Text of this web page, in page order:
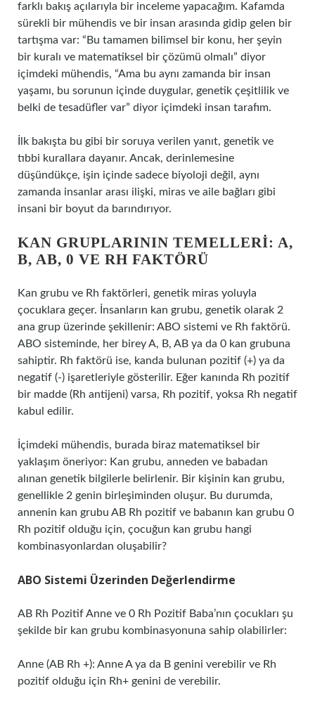
farklı bakış açılarıyla bir inceleme yapacağım. Kafamda
sürekli bir mühendis ve bir insan arasında gidip gelen bir
tartışma var: “Bu tamamen bilimsel bir konu, her şeyin
bir kuralı ve matematiksel bir çözümü olmalı” diyor
içimdeki mühendis, “Ama bu aynı zamanda bir insan
yaşamı, bu sorunun içinde duygular, genetik çeşitlilik ve
belki de tesadüfler var” diyor içimdeki insan tarafım.
İlk bakışta bu gibi bir soruya verilen yanıt, genetik ve
tıbbi kurallara dayanır. Ancak, derinlemesine
düşündükçe, işin içinde sadece biyoloji değil, aynı
zamanda insanlar arası ilişki, miras ve aile bağları gibi
insani bir boyut da barındırıyor.
KAN GRUPLARININ TEMELLERI: A,
B, AB, 0 VE RH FAKTÖRÜ
Kan grubu ve Rh faktörleri, genetik miras yoluyla
çocuklara geçer. İnsanların kan grubu, genetik olarak 2
ana grup üzerinde şekillenir: ABO sistemi ve Rh faktörü.
ABO sisteminde, her birey A, B, AB ya da 0 kan grubuna
sahiptir. Rh faktörü ise, kanda bulunan pozitif (+) ya da
negatif (-) işaretleriyle gösterilir. Eğer kanında Rh pozitif
bir madde (Rh antijeni) varsa, Rh pozitif, yoksa Rh negatif
kabul edilir.
İçimdeki mühendis, burada biraz matematiksel bir
yaklaşım öneriyor: Kan grubu, anneden ve babadan
alınan genetik bilgilerle belirlenir. Bir kişinin kan grubu,
genellikle 2 genin birleşiminden oluşur. Bu durumda,
annenin kan grubu AB Rh pozitif ve babanın kan grubu 0
Rh pozitif olduğu için, çocuğun kan grubu hangi
kombinasyonlardan oluşabilir?
ABO Sistemi Üzerinden Değerlendirme
AB Rh Pozitif Anne ve 0 Rh Pozitif Baba’nın çocukları şu
şekilde bir kan grubu kombinasyonuna sahip olabilirler:
Anne (AB Rh +): Anne A ya da B genini verebilir ve Rh
pozitif olduğu için Rh+ genini de verebilir.